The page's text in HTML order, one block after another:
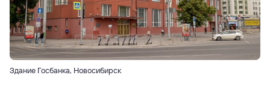
Здание Госбанка, Новосибирск